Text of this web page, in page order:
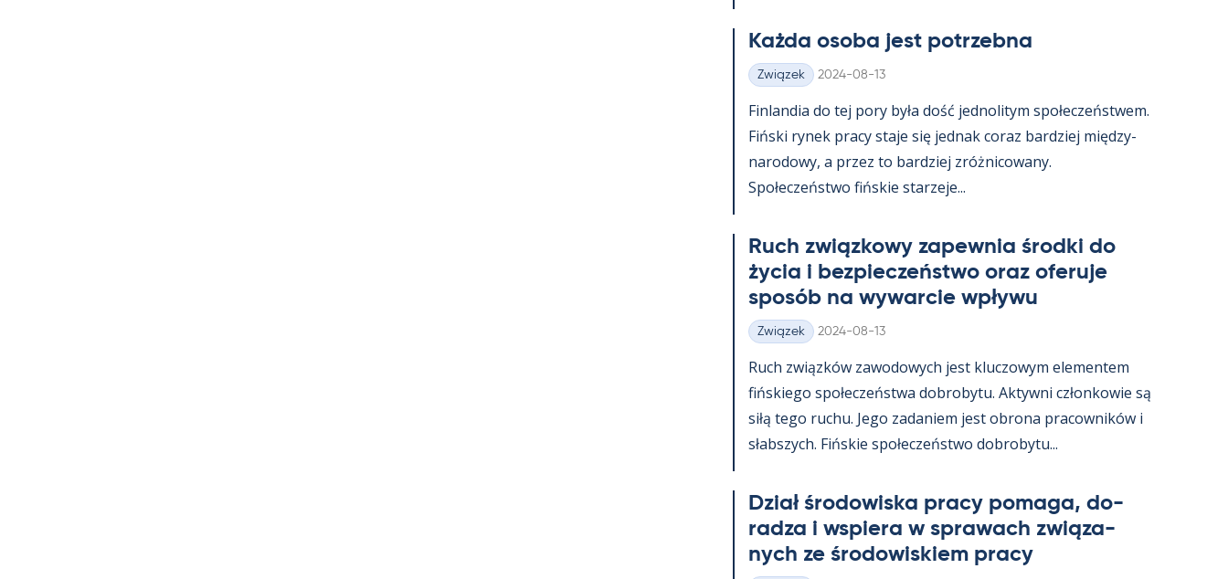
Każda osoba jest potrzebna
Kategorie
Związek Kirjoitettu
2024-08-13
Fin­lan­dia do tej pory była dość jed­no­li­tym społeczeństwem.
Fiński ry­nek pracy staje się jed­nak co­raz bardziej między­
na­ro­dowy, a przez to bardziej zróż­nicowany.
Społeczeństwo fińs­kie starzeje...
Ruch związ­kowy za­pew­nia środki do
życia i bez­pieczeństwo oraz ofe­ruje
sposób na wywarcie wpływu
Kategorie
Związek Kirjoitettu
2024-08-13
Ruch związków zawo­dowych jest kluczowym ele­men­tem
fińs­kiego społeczeństwa do­bro­bytu. Ak­tywni człon­kowie są
siłą tego ruchu. Jego za­da­niem jest obrona pracow­ników i
słabszych. Fińs­kie społeczeństwo do­bro­bytu...
Dział śro­dowiska pracy po­maga, do­
radza i ws­piera w sprawach związa­
nych ze śro­dowis­kiem pracy